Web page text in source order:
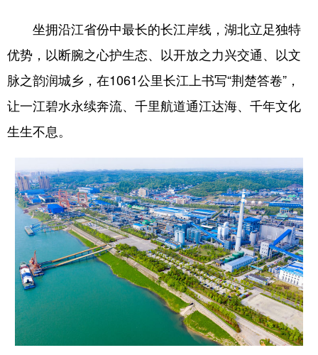
多语种频道
English
Русский язык 日本語 한국어
Deutsch Português
坐拥沿江省份中最长的长江岸线，湖北立足独特
优势，以断腕之心护生态、以开放之力兴交通、以文
脉之韵润城乡，在1061公里长江上书写“荆楚答卷”，
让一江碧水永续奔流、千里航道通江达海、千年文化
生生不息。